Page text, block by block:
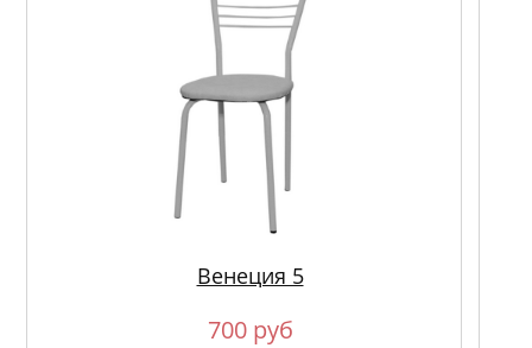
Венеция 5
700 руб